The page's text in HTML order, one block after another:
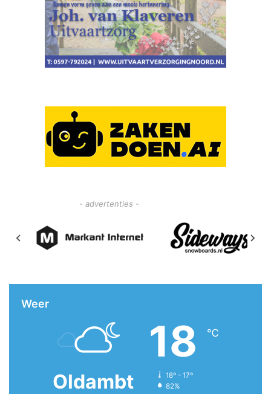
- advertenties -
Weer
Oldambt
18 ℃
18º - 17º
82%